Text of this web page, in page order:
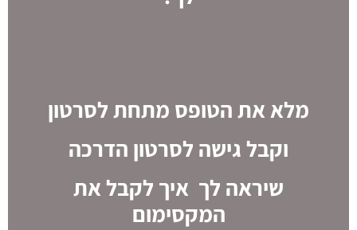
מלא את הטופס מתחת לסרטון
וקבל גישה לסרטון הדרכה
שיראה לך איך לקבל את
המקסימום